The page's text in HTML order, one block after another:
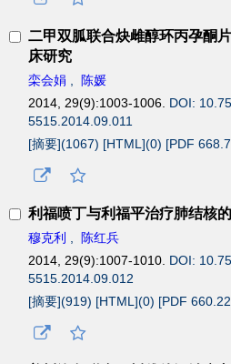
二甲双胍联合炔雌醇环丙孕酮
床研究
栾会娟 ,
陈媛
2014, 29(9):1003-1006. DOI:
5515.2014.09.011
[摘要](1067) [HTML](0) [PDF
利福喷丁与利福平治疗肺结核
穆克利 ,
陈红兵
2014, 29(9):1007-1010. DOI:
5515.2014.09.012
[摘要](919) [HTML](0) [PDF